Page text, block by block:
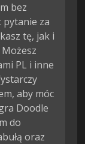
bez
pytanie za
tę, jak i
PL i inne
aby móc
Doodle
do
oraz